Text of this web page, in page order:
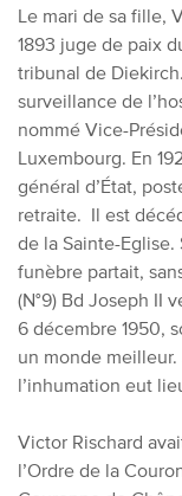
Le mari de sa fille,
1893 juge de paix
tribunal de
surveillance de
nommé Vice-
Luxembourg. En
général d’État,
retraite. Il est
de la Sainte-
funèbre partait,
(N°9) Bd Joseph II
6 décembre 1950,
un monde
l’inhumation eut
Victor Rischard
l’Ordre de la